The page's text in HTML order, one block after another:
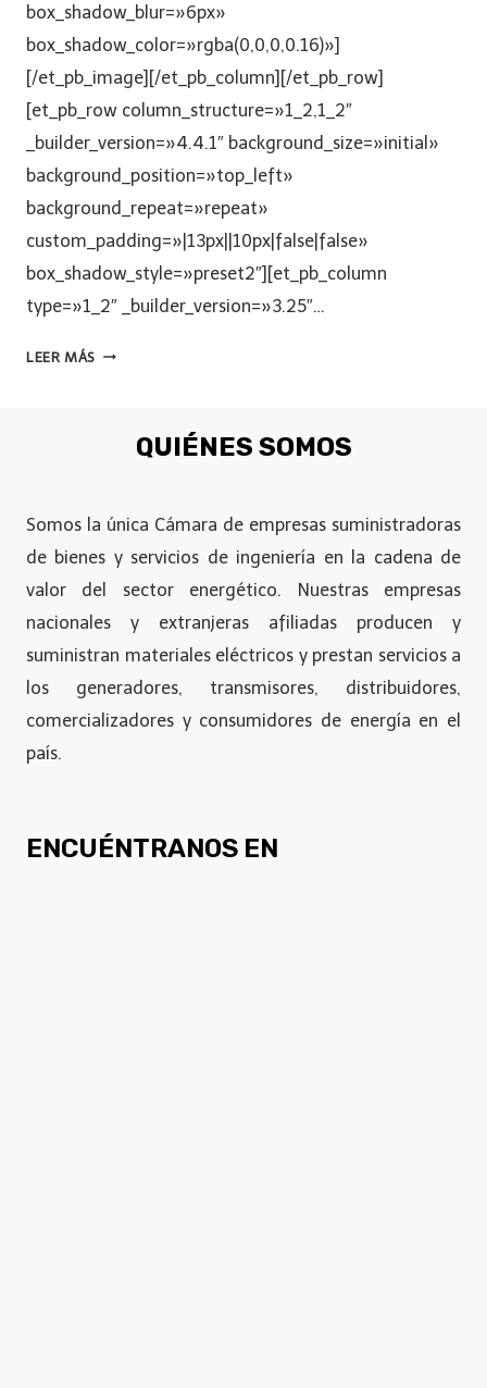
box_shadow_blur=»6px»
box_shadow_color=»rgba(0,0,0,0.16)»]
[/et_pb_image][/et_pb_column][/et_pb_row]
[et_pb_row column_structure=»1_2,1_2″
_builder_version=»4.4.1″ background_size=»initial»
background_position=»top_left»
background_repeat=»repeat»
custom_padding=»|13px||10px|false|false»
box_shadow_style=»preset2″][et_pb_column
type=»1_2″ _builder_version=»3.25″…
LEER MÁS
QUIÉNES SOMOS
Somos la única Cámara de empresas suministradoras
de bienes y servicios de ingeniería en la cadena de
valor del sector energético. Nuestras empresas
nacionales y extranjeras afiliadas producen y
suministran materiales eléctricos y prestan servicios a
los generadores, transmisores, distribuidores,
comercializadores y consumidores de energía en el
país.
ENCUÉNTRANOS EN